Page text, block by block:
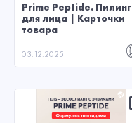
Prime Peptide. Пилинг
для лица | Карточки
товара
03.12.2025